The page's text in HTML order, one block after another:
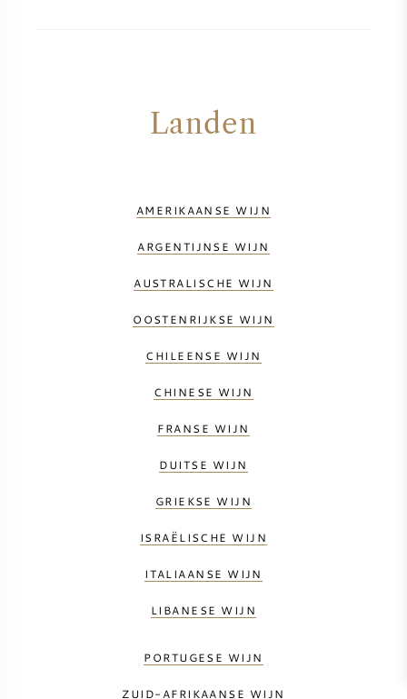
Landen
AMERIKAANSE WIJN
ARGENTIJNSE WIJN
AUSTRALISCHE WIJN
OOSTENRIJKSE WIJN
CHILEENSE WIJN
CHINESE WIJN
FRANSE WIJN
DUITSE WIJN
GRIEKSE WIJN
ISRAËLISCHE WIJN
ITALIAANSE WIJN
LIBANESE WIJN
PORTUGESE WIJN
ZUID-AFRIKAANSE WIJN